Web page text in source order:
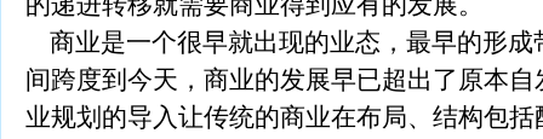
商业是一个很早就出现的业态，最早的形成
间跨度到今天，商业的发展早已超出了原本
业规划的导入让传统的商业在布局、结构包